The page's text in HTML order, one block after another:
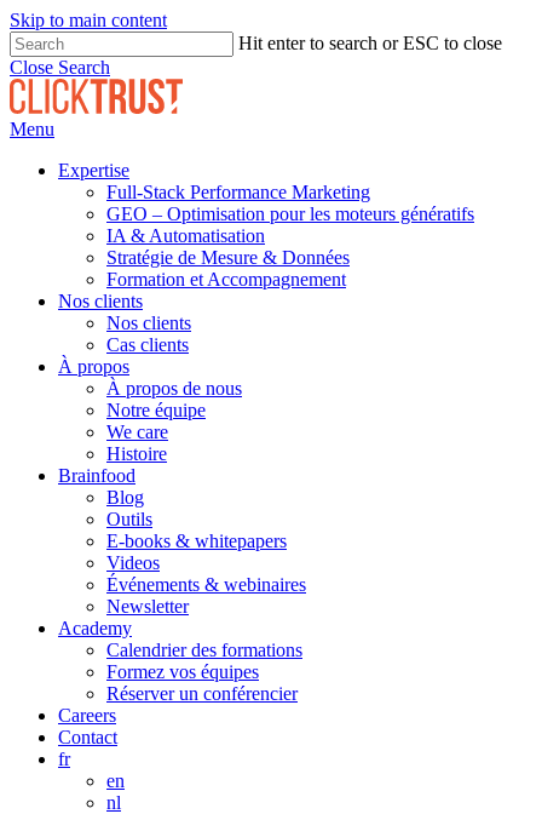
Skip to main content
Hit enter to search or ESC to close
Close Search
Menu
Expertise
Full-Stack Performance Marketing
GEO – Optimisation pour les moteurs génératifs
IA & Automatisation
Stratégie de Mesure & Données
Formation et Accompagnement
Nos clients
Nos clients
Cas clients
À propos
À propos de nous
Notre équipe
We care
Histoire
Brainfood
Blog
Outils
E-books & whitepapers
Videos
Événements & webinaires
Newsletter
Academy
Calendrier des formations
Formez vos équipes
Réserver un conférencier
Careers
Contact
fr
en
nl